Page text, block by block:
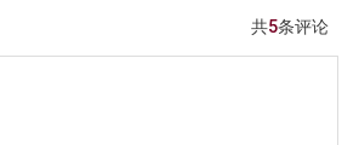
共5条评论